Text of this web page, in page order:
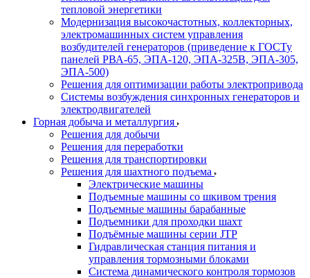
тепловой энергетики
Модернизация высокочастотных, коллекторных,
электромашинных систем управления
возбудителей генераторов (приведение к ГОСТу
панелей РВА-65, ЭПА-120, ЭПА-325В, ЭПА-305,
ЭПА-500)
Решения для оптимизации работы электропривода
Системы возбуждения синхронных генераторов и
электродвигателей
Горная добыча и металлургия
Решения для добычи
Решения для переработки
Решения для транспортировки
Решения для шахтного подъема
Электрические машины
Подъемные машины со шкивом трения
Подъемные машины барабанные
Подъемники для проходки шахт
Подъёмные машины серии JTP
Гидравлическая станция питания и
управления тормозными блоками
Система динамического контроля тормозов